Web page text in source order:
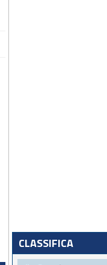
CLASSIFICA